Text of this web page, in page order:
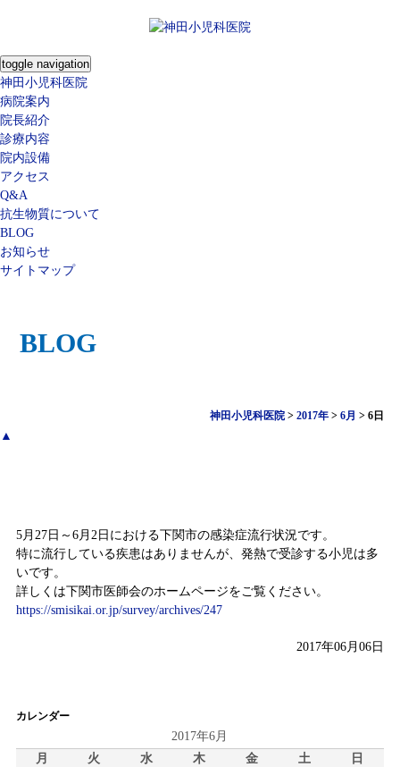
toggle navigation
神田小児科医院
病院案内
院長紹介
診療内容
院内設備
アクセス
Q&A
抗生物質について
BLOG
お知らせ
サイトマップ
BLOG
神田小児科医院 >2017年 >6月 >6日
▲
5月27日～6月2日における下関市の感染症流行状況です。
特に流行している疾患はありませんが、発熱で受診する小児は多
いです。
詳しくは下関市医師会のホームページをご覧ください。
https://smisikai.or.jp/survey/archives/247
2017年06月06日
カレンダー
2017年6月
月
火 水 木 金 土 日